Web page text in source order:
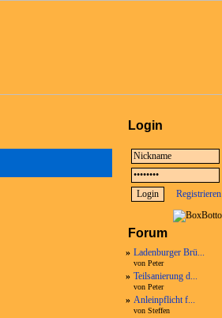
Login
Registrieren
Forum
» Ladenburger Brü...
von Peter
» Teilsanierung d...
von Peter
» Anleinpflicht f...
von Steffen